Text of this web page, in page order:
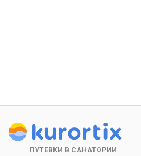
ПУТЕВКИ В САНАТОРИИ